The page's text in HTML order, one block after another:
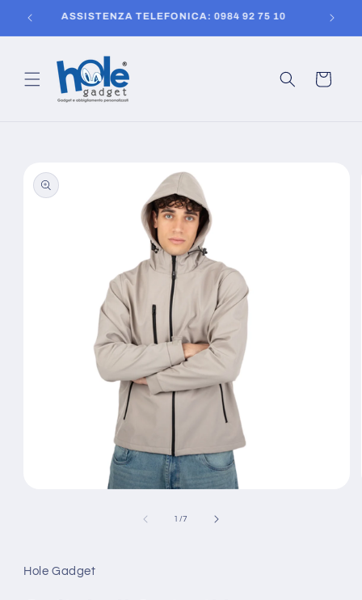
direttamenteASSISTENZA TELEFONICA: 0984 92 75 10
Carrello
informazioni
sul prodotto
modale
1 /su
7
Hole Gadget